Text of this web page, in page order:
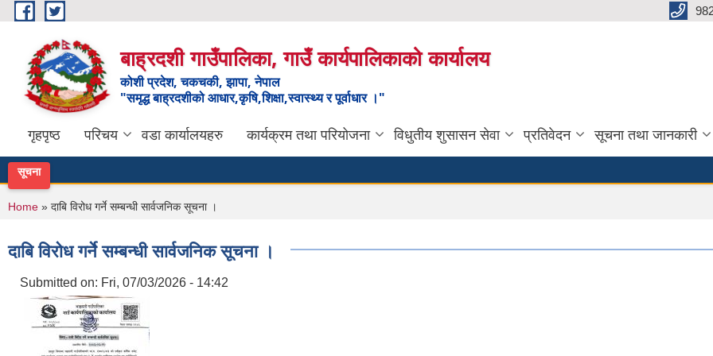
Skip to main content
बाह्रदशी गाउँपालिका, गाउँ कार्यपालिकाको कार्यालय
कोशी प्रदेश, चकचकी, झापा, नेपाल
"समृद्ध बाह्रदशीको आधार,कृषि,शिक्षा,स्वास्थ्य र पूर्वाधार ।"
गृहपृष्ठ परिचय वडा कार्यालयहरु कार्यक्रम तथा परियोजना विधुतीय शुसासन सेवा प्रतिवेदन सूचना तथा जानकारी
सूचना
You are here
Home » दाबि विरोध गर्ने सम्बन्धी सार्वजनिक सूचना ।
दाबि विरोध गर्ने सम्बन्धी सार्वजनिक सूचना ।
Submitted on: Fri, 07/03/2026 - 14:42